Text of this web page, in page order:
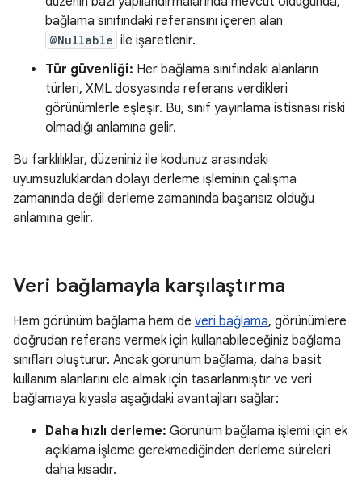
bağlama sınıfındaki referansını içeren alan
@Nullable ile işaretlenir.
Tür güvenliği: Her bağlama sınıfındaki alanların
türleri, XML dosyasında referans verdikleri
görünümlerle eşleşir. Bu, sınıf yayınlama istisnası riski
olmadığı anlamına gelir.
Bu farklılıklar, düzeniniz ile kodunuz arasındaki
uyumsuzluklardan dolayı derleme işleminin çalışma
zamanında değil derleme zamanında başarısız olduğu
anlamına gelir.
Veri bağlamayla karşılaştırma
Hem görünüm bağlama hem de veri bağlama, görünümlere
doğrudan referans vermek için kullanabileceğiniz bağlama
sınıfları oluşturur. Ancak görünüm bağlama, daha basit
kullanım alanlarını ele almak için tasarlanmıştır ve veri
bağlamaya kıyasla aşağıdaki avantajları sağlar:
Daha hızlı derleme: Görünüm bağlama işlemi için ek
açıklama işleme gerekmediğinden derleme süreleri
daha kısadır.